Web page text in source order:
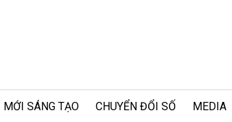
SÁNG TẠO CHUYỂN ĐỔI SỐ MEDIA